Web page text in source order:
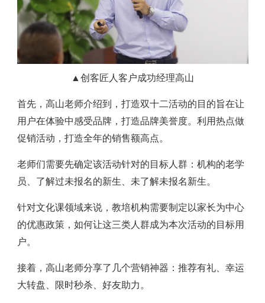
▲创客匠人客户成功经理高山
首先，高山老师介绍到，打造双十二活动的目的旨在让
用户在体验中感受品牌，打造品牌美誉度。利用热点做
促销活动，打造全年的销售额高点。
老师们需要先确定该活动针对的目标人群：机构的老学
员、了解过未报名的新生、未了解未报名新生。
针对文化课领域来说，教培机构需要制定以家长为中心
的优惠政策，如何让这三类人群成为本次活动的目标用
户。
接着，高山老师分享了几个营销神器：推荐有礼、幸运
大转盘、限时秒杀、好友助力。